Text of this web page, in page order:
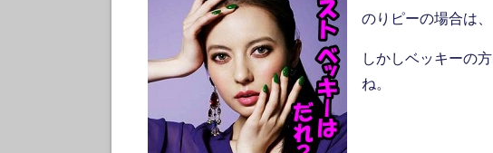
のりピーの場合は
しかしベッキーの
ね。